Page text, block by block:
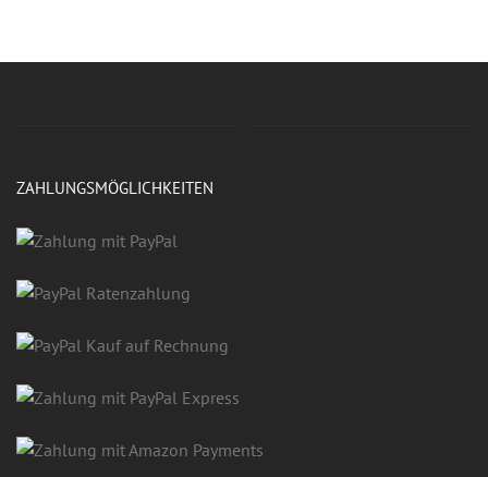
ZAHLUNGSMÖGLICHKEITEN